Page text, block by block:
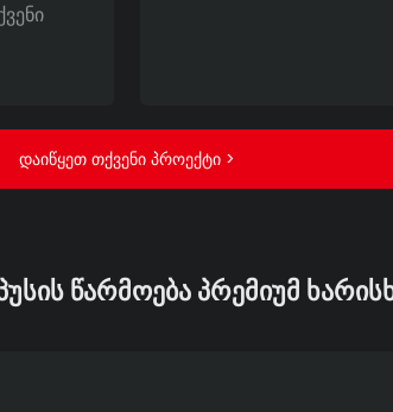
ᲓᲐᲘᲬᲧᲔᲗ ᲗᲥᲕᲔᲜᲘ ᲞᲠᲝᲔᲥᲢᲘ >
ᲬᲐᲠᲛᲝᲔᲑᲐ ᲞᲠᲔᲛᲘᲣᲛ